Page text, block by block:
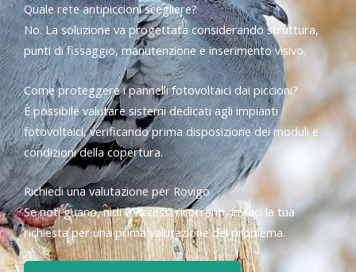
Quale rete antipiccioni scegliere?
No. La soluzione va progettata considerando struttura,
punti di fissaggio, manutenzione e inserimento visivo.
Come proteggere i pannelli fotovoltaici dai piccioni?
È possibile valutare sistemi dedicati agli impianti
fotovoltaici, verificando prima disposizione dei moduli e
condizioni della copertura.
Richiedi una valutazione per Rovigo
Se noti guano, nidi o accessi ricorrenti, inviaci la tua
richiesta per una prima valutazione del problema.